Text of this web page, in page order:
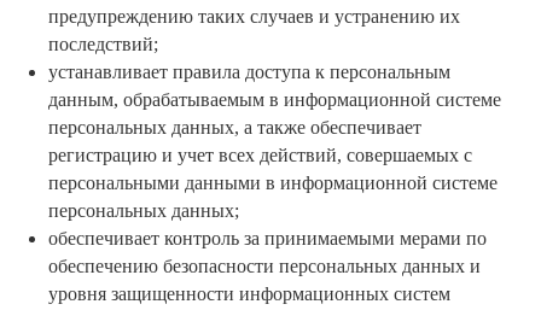
предупреждению таких случаев и устранению их
последствий;
устанавливает правила доступа к персональным
данным, обрабатываемым в информационной системе
персональных данных, а также обеспечивает
регистрацию и учет всех действий, совершаемых с
персональными данными в информационной системе
персональных данных;
обеспечивает контроль за принимаемыми мерами по
обеспечению безопасности персональных данных и
уровня защищенности информационных систем
+7 914 675-25-25
Владивосток, Морской вокзал,
ул. Нижнепортовая,1